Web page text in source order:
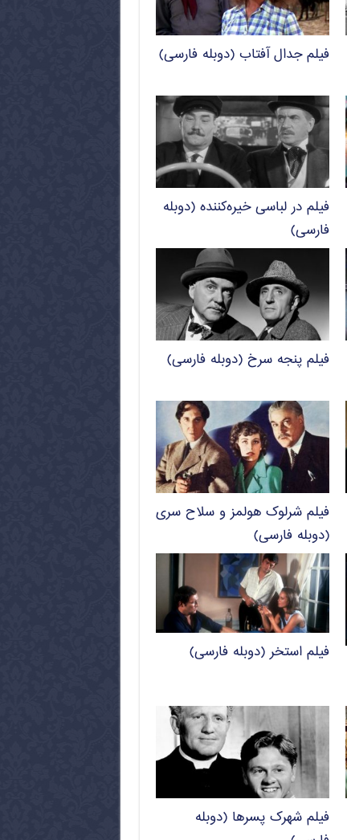
فیلم جدال آفتاب (دوبله فارسی)
فیلم در لباسی خیره‌کننده (دوبله
فارسی)
فیلم پنجه سرخ (دوبله فارسی)
فیلم شرلوک هولمز و سلاح سری
(دوبله فارسی)
فیلم استخر (دوبله فارسی)
فیلم شهرک پسرها (دوبله